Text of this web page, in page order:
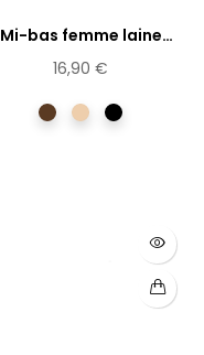
Mi-bas femme laine
majoritaire
16,90 €
Chocolat
écru Noir